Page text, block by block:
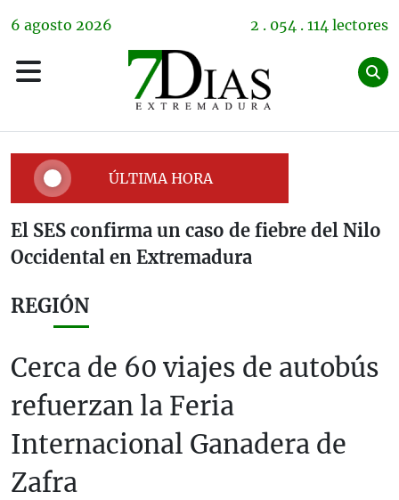
6 agosto 2026 2 . 054 . 114 lectores
ÚLTIMA HORA
El SES confirma un caso de fiebre del Nilo
Occidental en Extremadura
REGIÓN
Cerca de 60 viajes de autobús
refuerzan la Feria
Internacional Ganadera de
Zafra